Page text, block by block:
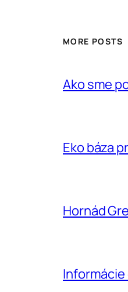
MORE POSTS
Ako sme
Eko báza
Hornád